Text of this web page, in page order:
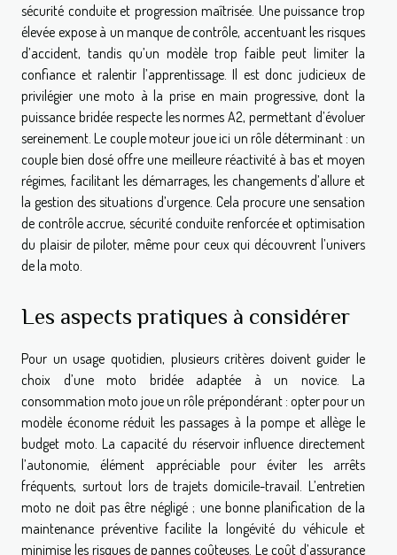
sécurité conduite et progression maîtrisée. Une puissance trop
élevée expose à un manque de contrôle, accentuant les risques
d’accident, tandis qu’un modèle trop faible peut limiter la
confiance et ralentir l’apprentissage. Il est donc judicieux de
privilégier une moto à la prise en main progressive, dont la
puissance bridée respecte les normes A2, permettant d’évoluer
sereinement. Le couple moteur joue ici un rôle déterminant : un
couple bien dosé offre une meilleure réactivité à bas et moyen
régimes, facilitant les démarrages, les changements d’allure et
la gestion des situations d’urgence. Cela procure une sensation
de contrôle accrue, sécurité conduite renforcée et optimisation
du plaisir de piloter, même pour ceux qui découvrent l’univers
de la moto.
Les aspects pratiques à considérer
Pour un usage quotidien, plusieurs critères doivent guider le
choix d’une moto bridée adaptée à un novice. La
consommation moto joue un rôle prépondérant : opter pour un
modèle économe réduit les passages à la pompe et allège le
budget moto. La capacité du réservoir influence directement
l’autonomie, élément appréciable pour éviter les arrêts
fréquents, surtout lors de trajets domicile-travail. L’entretien
moto ne doit pas être négligé ; une bonne planification de la
maintenance préventive facilite la longévité du véhicule et
minimise les risques de pannes coûteuses. Le coût d’assurance